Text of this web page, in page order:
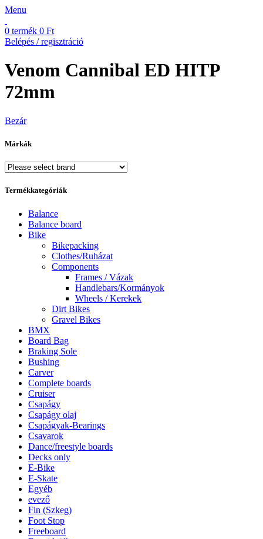
Menu
0 termék 0 Ft
Belépés / regisztráció
Venom Cannibal ED HITP
72mm
Bezár
Márkák
Termékkategóriák
Balance
Balance board
Bike
Bikepacking
Clothes/Ruházat
Components
Frames / Vázak
Handlebars/Kormányok
Wheels / Kerekek
Dirt Bikes
Gravel Bikes
BMX
Board Bag
Braking Sole
Bushing
Carver
Complete boards
Cruiser
Csapágy
Csapágy olaj
Csapágyak-Bearings
Csavarok
Dance/freestyle boards
Decks only
E-Bike
E-Skate
Egyéb
evező
Fin (Szkeg)
Foot Stop
Freeboard